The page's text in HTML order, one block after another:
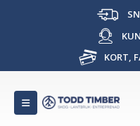
KORT,